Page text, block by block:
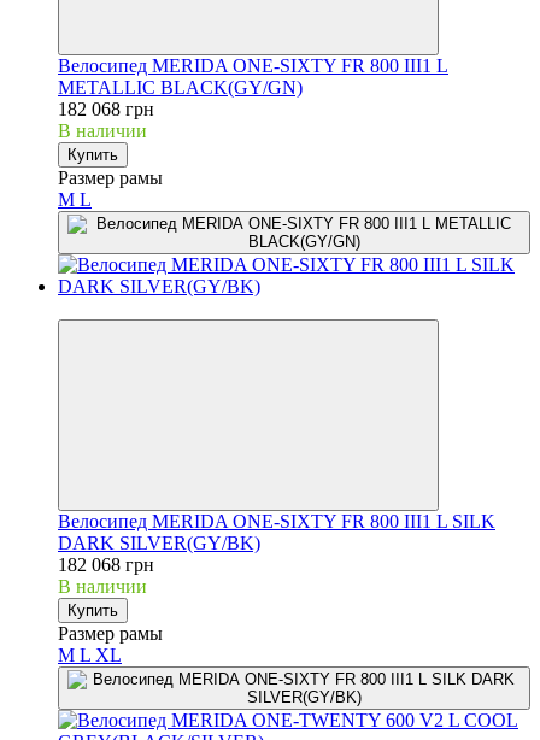
Велосипед MERIDA ONE-SIXTY FR 800 III1 L
METALLIC BLACK(GY/GN)
182 068 грн
В наличии
Купить
Размер рамы
M L
Велосипед MERIDA ONE-SIXTY FR 800 III1 L SILK
DARK SILVER(GY/BK)
182 068 грн
В наличии
Купить
Размер рамы
M L XL